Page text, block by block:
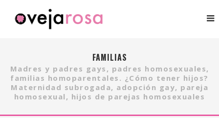
FAMILIAS
Madres y padres gays, padres homosexuales,
familias homoparentales. ¿Cómo tener hijos?
Maternidad subrogada, adopción gay, pareja
homosexual, hijos de parejas homosexuales